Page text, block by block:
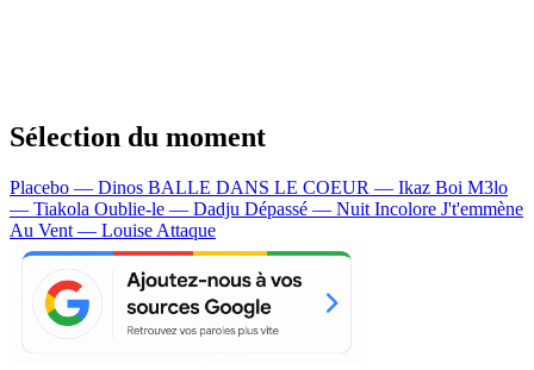
Sélection du moment
Placebo — Dinos BALLE DANS LE COEUR — Ikaz Boi M3lo
— Tiakola Oublie-le — Dadju Dépassé — Nuit Incolore J't'emmène
Au Vent — Louise Attaque